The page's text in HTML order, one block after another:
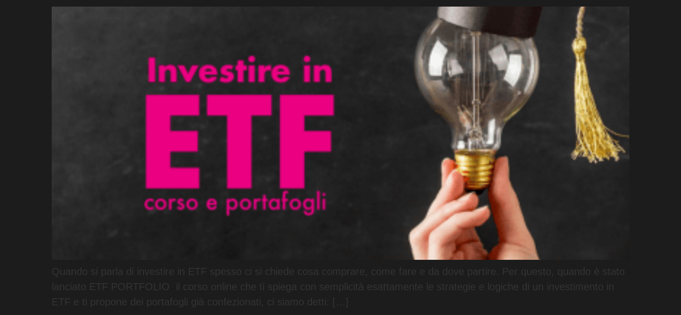
Quando si parla di investire in ETF spesso ci si chiede cosa comprare, come fare e da dove partire. Per questo, quando è stato
lanciato ETF PORTFOLIO il corso online che ti spiega con semplicità esattamente le strategie e logiche di un investimento in
ETF e ti propone dei portafogli già confezionati, ci siamo detti: […]